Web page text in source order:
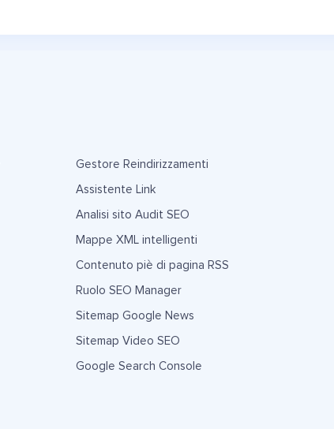
Gestore Reindirizzamenti
Assistente Link
Analisi sito Audit SEO
Mappe XML intelligenti
Contenuto piè di pagina RSS
Ruolo SEO Manager
Sitemap Google News
Sitemap Video SEO
Google Search Console